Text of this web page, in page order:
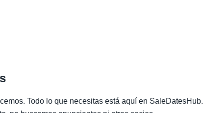
Todo lo que necesitas está aquí en SaleDatesHub.